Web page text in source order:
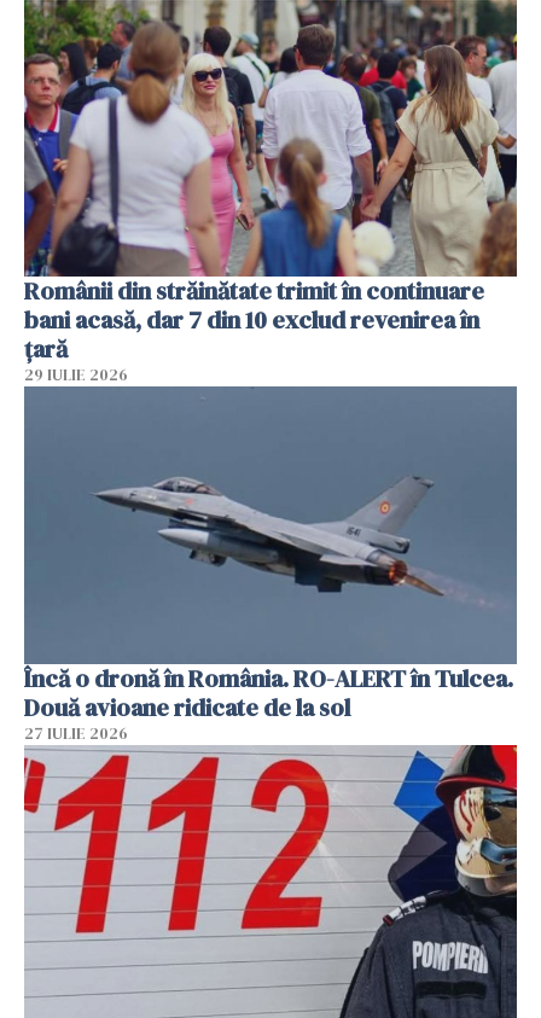
Românii din străinătate trimit în continuare
bani acasă, dar 7 din 10 exclud revenirea în
țară
29 IULIE 2026
Încă o dronă în România. RO-ALERT în Tulcea.
Două avioane ridicate de la sol
27 IULIE 2026